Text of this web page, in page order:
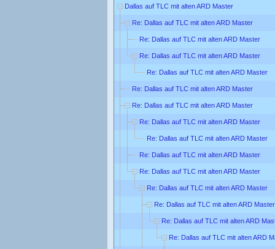
Dallas auf TLC mit alten ARD Master
Re: Dallas auf TLC mit alten ARD Master
Re: Dallas auf TLC mit alten ARD Master
Re: Dallas auf TLC mit alten ARD Master
Re: Dallas auf TLC mit alten ARD Master
Re: Dallas auf TLC mit alten ARD Master
Re: Dallas auf TLC mit alten ARD Master
Re: Dallas auf TLC mit alten ARD Master
Re: Dallas auf TLC mit alten ARD Master
Re: Dallas auf TLC mit alten ARD Master
Re: Dallas auf TLC mit alten ARD Master
Re: Dallas auf TLC mit alten ARD Master
Re: Dallas auf TLC mit alten ARD Master
Re: Dallas auf TLC mit alten ARD
Re: Dallas auf TLC mit alten ARD